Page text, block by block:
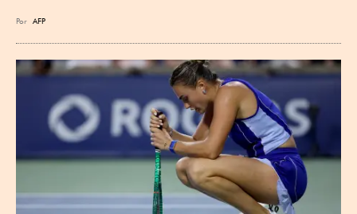
Por AFP